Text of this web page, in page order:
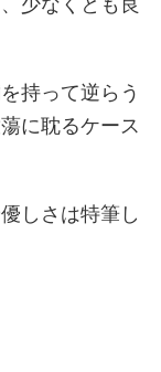
持って逆らう
に耽るケース
しさは特筆し